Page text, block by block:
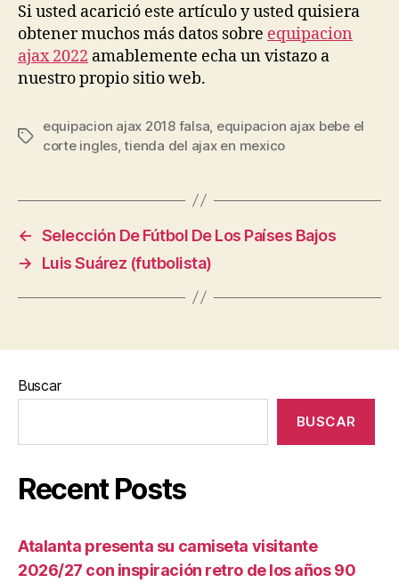
Si usted acarició este artículo y usted quisiera
obtener muchos más datos sobre equipacion
ajax 2022 amablemente echa un vistazo a
nuestro propio sitio web.
Etiquetas
equipacion ajax 2018 falsa equipacion ajax bebe el
corte ingles,tienda del ajax en mexico
← Selección De Fútbol De Los Países Bajos
→
Luis Suárez (futbolista)
Buscar
BUSCAR
Recent Posts
Atalanta presenta su camiseta visitante
2026/27 con inspiración retro de los años 90